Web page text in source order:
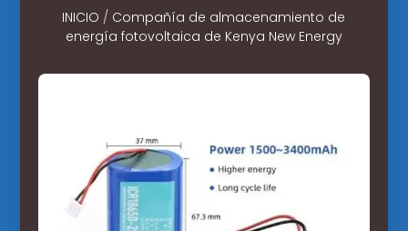
INICIO / Compañía de almacenamiento de
energía fotovoltaica de Kenya New Energy